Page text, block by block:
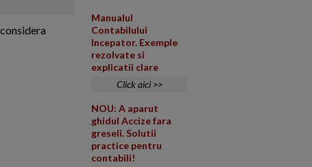
Manualul
Contabilului
Incepator. Exemple
rezolvate si
explicatii clare
Click aici >>
NOU: A aparut
ghidul Accize fara
greseli. Solutii
practice pentru
contabili!